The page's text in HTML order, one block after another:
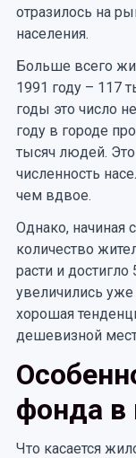
отразилось на
населения.
Больше всего
1991 году – 117
годы это число
году в городе
тысяч людей. Это
численность
чем вдвое.
Однако, начиная
количество
расти и
увеличились
хорошая
дешевизной
фонда в
Что касается